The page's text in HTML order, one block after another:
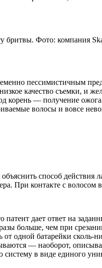
бритвы. Фото: компания
пессимистичным
качество съемки, и
корень — получение
волосы и вовсе
способ действия
При контакте с волосом
дает ответ на
больше, чем при
одной батарейки сколь-
— наоборот,
в виде единого